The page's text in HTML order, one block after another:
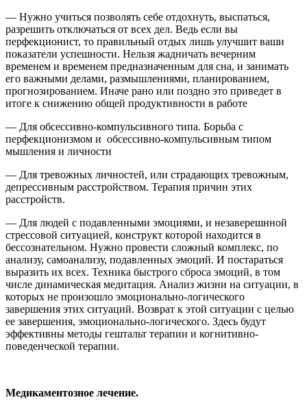
— Нужно учиться позволять себе отдохнуть, выспаться,
разрешить отключаться от всех дел. Ведь если вы
перфекционист, то правильный отдых лишь улучшит ваши
показатели успешности. Нельзя жадничать вечерним
временем и временем предназначенным для сна, и занимать
его важными делами, размышлениями, планированием,
прогнозированием. Иначе рано или поздно это приведет в
итоге к снижению общей продуктивности в работе
— Для обсессивно-компульсивного типа. Борьба с
перфекционизмом и обсессивно-компульсивным типом
мышления и личности
— Для тревожных личностей, или страдающих тревожным,
депрессивным расстройством. Терапия причин этих
расстройств.
— Для людей с подавленными эмоциями, и незаверешнной
стрессовой ситуацией, конструкт которой находится в
бессознательном. Нужно провести сложный комплекс, по
анализу, самоанализу, подавленных эмоций. И постараться
выразить их всех. Техника быстрого сброса эмоций, в том
числе динамическая медитация. Анализ жизни на ситуации, в
которых не произошло эмоционально-логического
завершения этих ситуаций. Возврат к этой ситуации с целью
ее завершения, эмоционально-логического. Здесь будут
эффективны методы гештальт терапии и когнитивно-
поведенческой терапии.
Медикаментозное лечение.